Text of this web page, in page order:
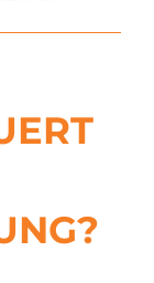
erkenne
Dach
repariert